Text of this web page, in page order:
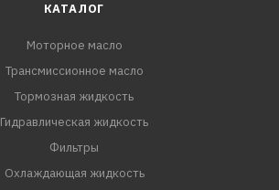
КАТАЛОГ
Моторное масло
Трансмиссионное масло
Тормозная жидкость
Гидравлическая жидкость
Фильтры
Охлаждающая жидкость